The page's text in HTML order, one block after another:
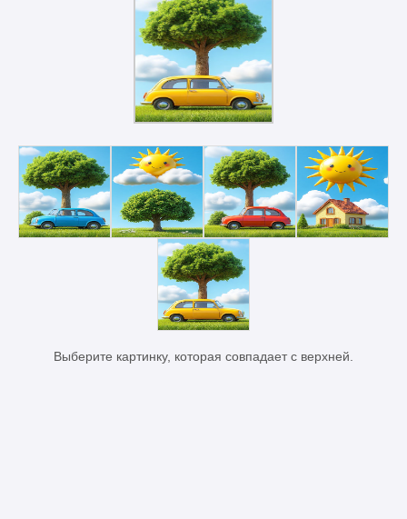
Выберите картинку, которая совпадает с верхней.